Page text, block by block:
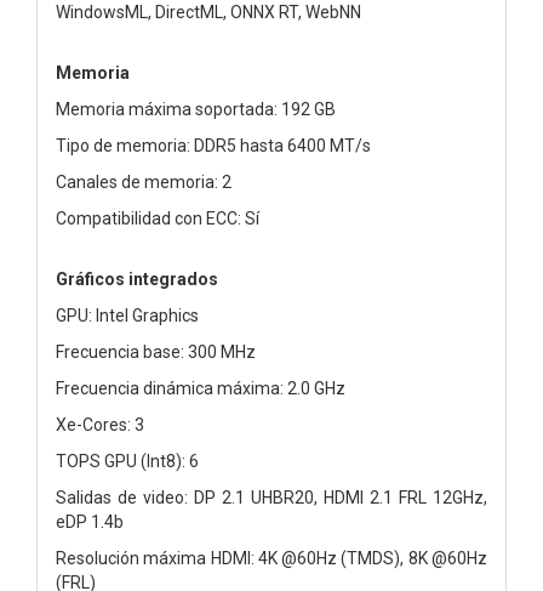
WindowsML, DirectML, ONNX RT, WebNN
Memoria
Memoria máxima soportada: 192 GB
Tipo de memoria: DDR5 hasta 6400 MT/s
Canales de memoria: 2
Compatibilidad con ECC: Sí
Gráficos integrados
GPU: Intel Graphics
Frecuencia base: 300 MHz
Frecuencia dinámica máxima: 2.0 GHz
Xe-Cores: 3
TOPS GPU (Int8): 6
Salidas de video: DP 2.1 UHBR20, HDMI 2.1 FRL 12GHz,
eDP 1.4b
Resolución máxima HDMI: 4K @60Hz (TMDS), 8K @60Hz
(FRL)